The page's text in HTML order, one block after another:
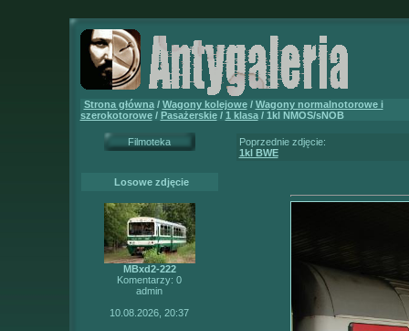
Strona główna/ Wagony kolejowe/ Wagony normalnotorowe i
szerokotorowe/ Pasażerskie/ 1 klasa/ 1kl NMOS/sNOB
Filmoteka
Losowe zdjęcie
MBxd2-222
Komentarzy: 0
admin
10.08.2026, 20:37
Poprzednie zdjęcie:
1kl BWE